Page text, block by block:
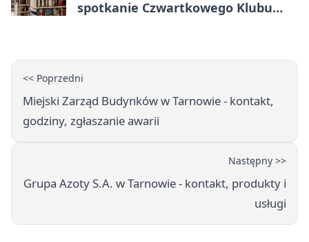
spotkanie Czwartkowego Klubu
<< Poprzedni
Miejski Zarząd Budynków w Tarnowie - kontakt,
godziny, zgłaszanie awarii
Następny >>
Grupa Azoty S.A. w Tarnowie - kontakt, produkty i
usługi